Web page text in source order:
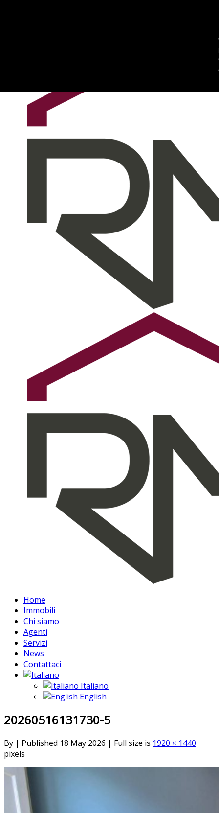
Home
Immobili
Chi siamo
Agenti
Servizi
News
Contattaci
Italiano
English
20260516131730-5
By | Published 18 May 2026 | Full size is 1920 × 1440
pixels